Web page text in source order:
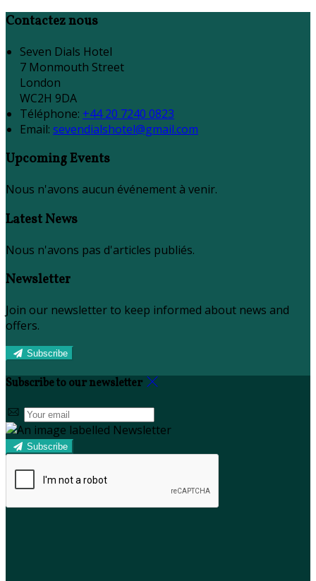
Contactez nous
Seven Dials Hotel
7 Monmouth Street
London
WC2H 9DA
Téléphone: +44 20 7240 0823
Email: sevendialshotel@gmail.com
Upcoming Events
Nous n'avons aucun événement à venir.
Latest News
Nous n'avons pas d'articles publiés.
Newsletter
Join our newsletter to keep informed about news and
offers.
Subscribe
Subscribe to our newsletter
Subscribe